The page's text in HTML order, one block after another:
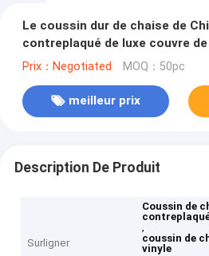
Le coussin dur de chaise de
contreplaqué de luxe couvre
Prix：Negotiated MOQ：50pc
meilleur prix
Description De Produit
Surligner
Coussin de
,
coussin de
vinyle